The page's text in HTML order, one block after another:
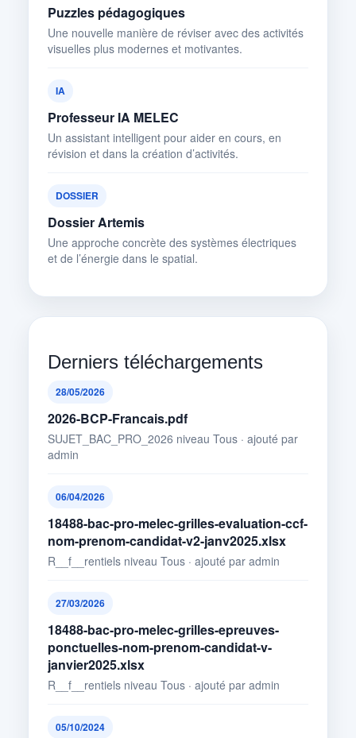
Puzzles pédagogiques
Une nouvelle manière de réviser avec des activités
visuelles plus modernes et motivantes.
IA
Professeur IA MELEC
Un assistant intelligent pour aider en cours, en
révision et dans la création d’activités.
DOSSIER
Dossier Artemis
Une approche concrète des systèmes électriques
et de l’énergie dans le spatial.
Derniers téléchargements
28/05/2026
2026-BCP-Francais.pdf
SUJET_BAC_PRO_2026 niveau Tous · ajouté par
admin
06/04/2026
18488-bac-pro-melec-grilles-evaluation-ccf-
nom-prenom-candidat-v2-janv2025.xlsx
R__f__rentiels niveau Tous · ajouté par admin
27/03/2026
18488-bac-pro-melec-grilles-epreuves-
ponctuelles-nom-prenom-candidat-v-
janvier2025.xlsx
R__f__rentiels niveau Tous · ajouté par admin
05/10/2024